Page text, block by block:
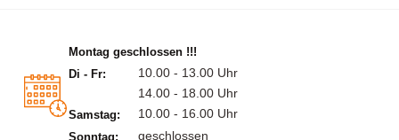
Montag geschlossen !!!
Di - Fr:
10.00 - 13.00 Uhr
14.00 - 18.00 Uhr
Samstag: 10.00 - 16.00 Uhr
Sonntag: geschlossen